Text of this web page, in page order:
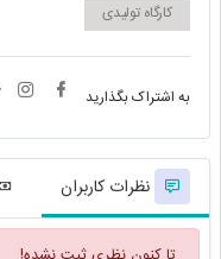
کارگاه تولیدی
به اشتراک بگذارید
نظرات کاربران